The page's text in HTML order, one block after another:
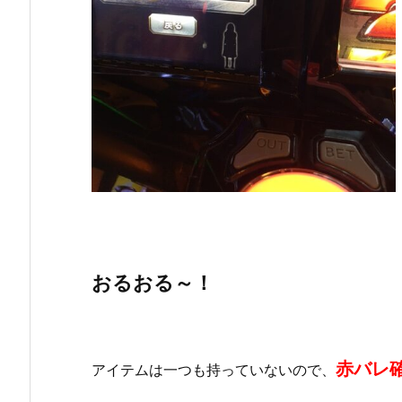
おるおる～！
アイテムは一つも持っていないので、 赤バレ